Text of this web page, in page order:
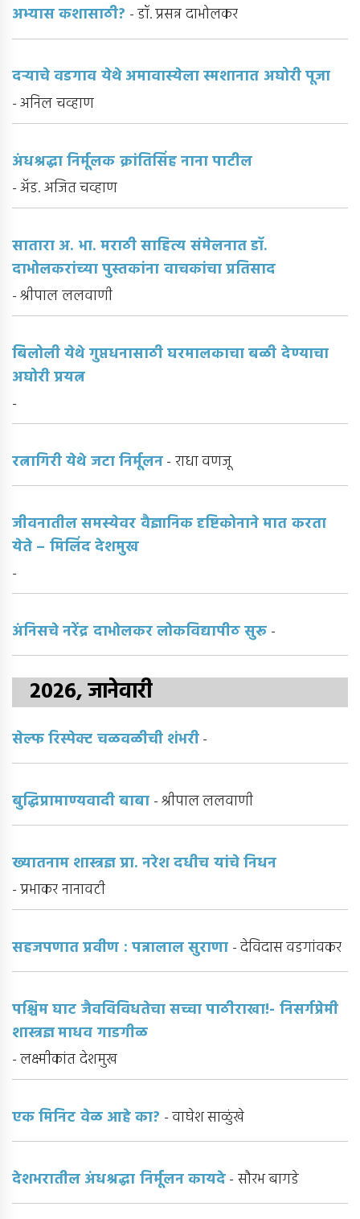
अभ्यास कशासाठी? - डॉ. प्रसन्न दाभोलकर
दर्‍याचे वडगाव येथे अमावास्येला स्मशानात अघोरी पूजा
- अनिल चव्हाण
अंधश्रद्धा निर्मूलक क्रांतिसिंह नाना पाटील
- अ‍ॅड. अजित चव्हाण
सातारा अ. भा. मराठी साहित्य संमेलनात डॉ.
दाभोलकरांच्या पुस्तकांना वाचकांचा प्रतिसाद
- श्रीपाल ललवाणी
बिलोली येथे गुप्तधनासाठी घरमालकाचा बळी देण्याचा
अघोरी प्रयत्न
-
रत्नागिरी येथे जटा निर्मूलन- राधा वणजू
जीवनातील समस्येवर वैज्ञानिक दृष्टिकोनाने मात करता
येते – मिलिंद देशमुख
-
अंनिसचे नरेंद्र दाभोलकर लोकविद्यापीठ सुरू -
2026, जानेवारी
सेल्फ रिस्पेक्ट चळवळीची शंभरी-
बुद्धिप्रामाण्यवादी बाबा - श्रीपाल ललवाणी
ख्यातनाम शास्त्रज्ञ प्रा. नरेश दधीच यांचे निधन
- प्रभाकर नानावटी
सहजपणात प्रवीण : पन्नालाल सुराणा - देविदास वडगांवकर
पश्चिम घाट जैवविविधतेचा सच्चा पाठीराखा!- निसर्गप्रेमी
शास्त्रज्ञ माधव गाडगीळ
- लक्ष्मीकांत देशमुख
एक मिनिट वेळ आहे का? - वाघेश साळुंखे
देशभरातील अंधश्रद्धा निर्मूलन कायदे- सौरभ बागडे